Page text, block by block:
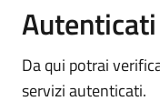
Autenticati
Da qui potrai
servizi autenticati.